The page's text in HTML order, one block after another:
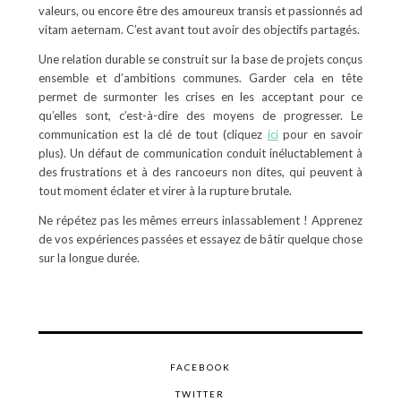
valeurs, ou encore être des amoureux transis et passionnés ad
vitam aeternam. C’est avant tout avoir des objectifs partagés.
Une relation durable se construit sur la base de projets conçus
ensemble et d’ambitions communes. Garder cela en tête
permet de surmonter les crises en les acceptant pour ce
qu’elles sont, c’est-à-dire des moyens de progresser. Le
communication est la clé de tout (cliquez icipour en savoir
plus). Un défaut de communication conduit inéluctablement à
des frustrations et à des rancoeurs non dites, qui peuvent à
tout moment éclater et virer à la rupture brutale.
Ne répétez pas les mêmes erreurs inlassablement ! Apprenez
de vos expériences passées et essayez de bâtir quelque chose
sur la longue durée.
FACEBOOK
TWITTER